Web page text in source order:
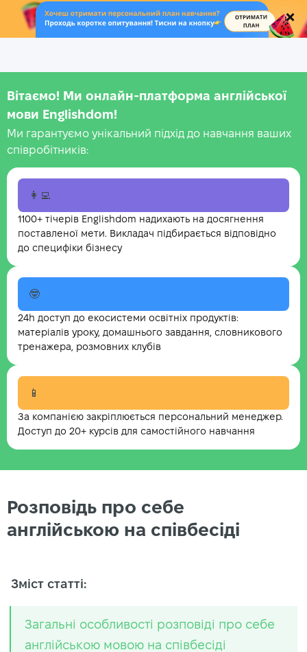
.
Вітаємо! Ми онлайн-платформа англійської
мови Englishdom!
Ми гарантуємо унікальний підхід до навчання ваших
співробітників:
👩‍💻
1100+ тічерів Englishdom надихають на досягнення
поставленої мети. Викладач підбирається відповідно
до специфіки бізнесу
🤓
24h доступ до екосистеми освітніх продуктів:
матеріалів уроку, домашнього завдання, словникового
тренажера, розмовних клубів
📱
За компанією закріплюється персональний менеджер.
Доступ до 20+ курсів для самостійного навчання
Розповідь про себе
англійською на співбесіді
Зміст статті:
Загальні особливості розповіді про себе
англійською мовою на співбесіді